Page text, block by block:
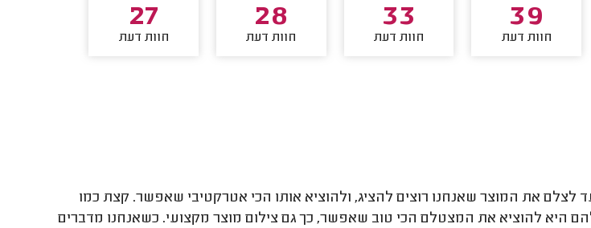
39
חוות דעת
33
חוות דעת
28
חוות דעת
27
חוות דעת
לצלם את המוצר שאנחנו רוצים להציג, ולהוציא אותו הכי אטרקטיבי שאפשר. קצת כמו
היא להוציא את המצטלם הכי טוב שאפשר, כך גם צילום מוצר מקצועי. כשאנחנו מדברים